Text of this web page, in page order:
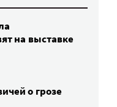
на выставке
о грозе